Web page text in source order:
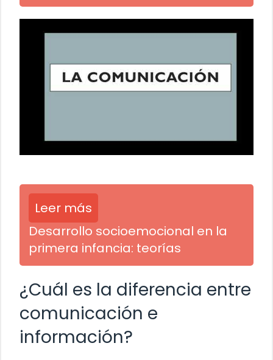
Leer más
Desarrollo socioemocional en la
primera infancia: teorías
¿Cuál es la diferencia entre
comunicación e
información?